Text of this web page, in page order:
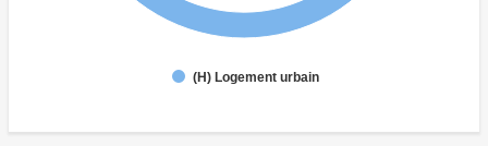
(H) Logement urbain